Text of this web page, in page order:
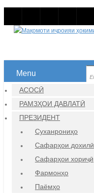
Menu
АСОСӢ
РАМЗҲОИ ДАВЛАТӢ
ПРЕЗИДЕНТ
Суханрониҳо
Сафарҳои дохилӣ
Сафарҳои хориҷӣ
Фармонҳо
Паёмҳо